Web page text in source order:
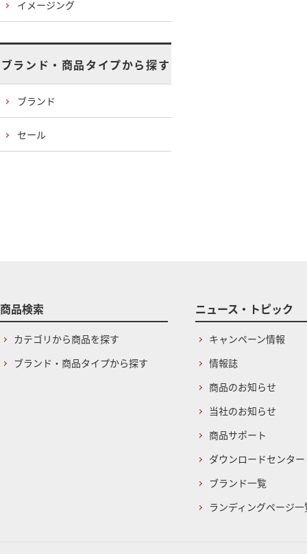
イメージング
ブランド・商品タイプから探す
ブランド
セール
商品検索
カテゴリから商品を探す
ブランド・商品タイプから探す
ニュース・トピック
キャンペーン情報
情報誌
商品のお知らせ
当社のお知らせ
商品サポート
ダウンロードセンター
ブランド一覧
ランディングページ一